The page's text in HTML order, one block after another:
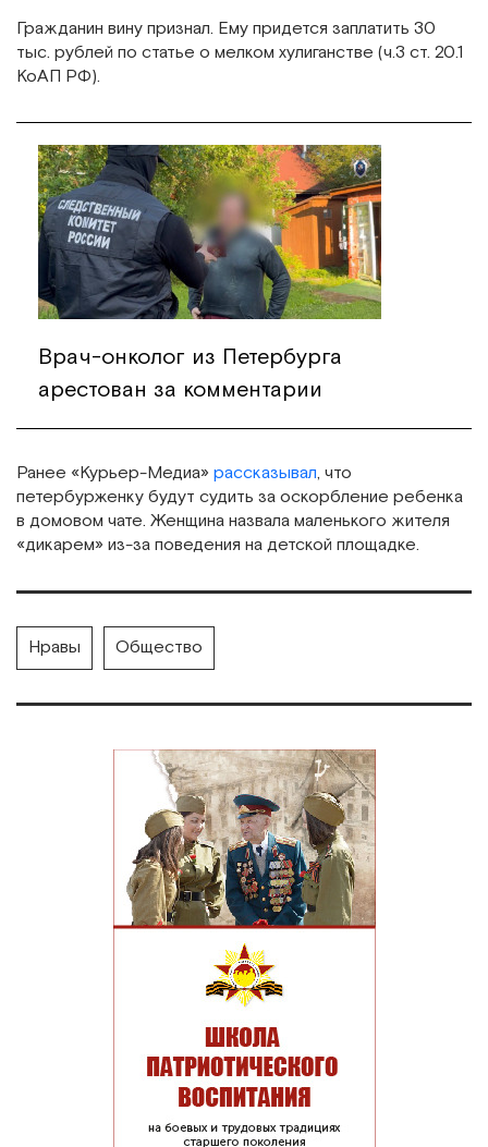
Гражданин вину признал. Ему придется заплатить 30
тыс. рублей по статье о мелком хулиганстве (ч.3 ст. 20.1
КоАП РФ).
Врач-онколог из Петербурга
арестован за комментарии
Ранее «Курьер-Медиа» рассказывал, что
петербурженку будут судить за оскорбление ребенка
в домовом чате. Женщина назвала маленького жителя
«дикарем» из-за поведения на детской площадке.
Нравы Общество